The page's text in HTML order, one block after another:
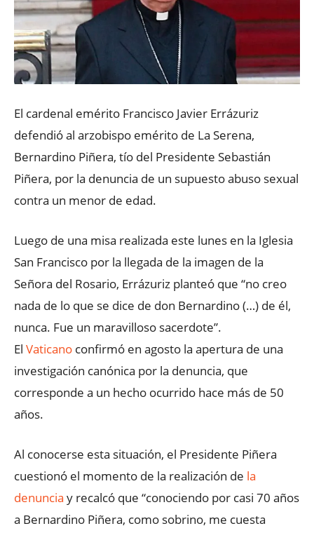
El cardenal emérito Francisco Javier Errázuriz
defendió al arzobispo emérito de La Serena,
Bernardino Piñera, tío del Presidente Sebastián
Piñera, por la denuncia de un supuesto abuso sexual
contra un menor de edad.
Luego de una misa realizada este lunes en la Iglesia
San Francisco por la llegada de la imagen de la
Señora del Rosario, Errázuriz planteó que “no creo
nada de lo que se dice de don Bernardino (…) de él,
nunca. Fue un maravilloso sacerdote”.
El Vaticano confirmó en agosto la apertura de una
investigación canónica por la denuncia, que
corresponde a un hecho ocurrido hace más de 50
años.
Al conocerse esta situación, el Presidente Piñera
cuestionó el momento de la realización de la
denuncia y recalcó que “conociendo por casi 70 años
a Bernardino Piñera, como sobrino, me cuesta